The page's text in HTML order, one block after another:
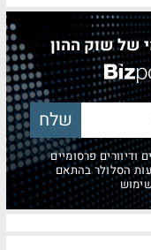
של שוק ההון
ודיוורים פרסומיים
הסלולר בהתאם